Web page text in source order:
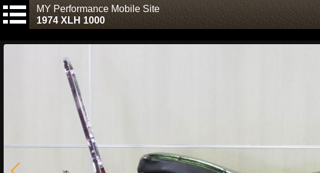
MY Performance Mobile Site
1974 XLH 1000